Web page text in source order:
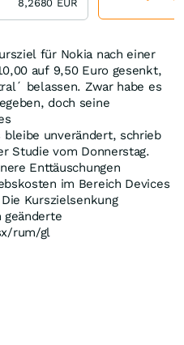
für Nokia nach einer
auf 9,50 Euro gesenkt,
belassen. Zwar habe es
doch seine
unverändert, schrieb
Studie vom Donnerstag.
Enttäuschungen
im Bereich Devices
Kurszielsenkung
geänderte
rum/gl
8,2680 EUR